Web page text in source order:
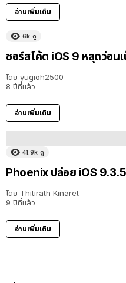
อ่านเพิ่มเติม
6k ดู
ซอร์สโค้ด iOS 9 หลุดว่อน
โดย yugioh2500
8 ปีที่แล้ว
อ่านเพิ่มเติม
41.9k ดู
Phoenix ปล่อย iOS
โดย Thitirath Kinaret
9 ปีที่แล้ว
อ่านเพิ่มเติม